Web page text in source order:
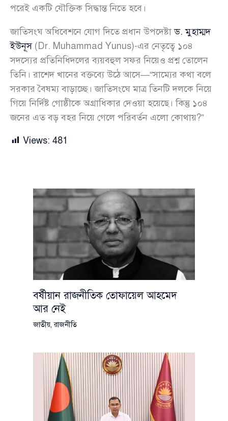
পরেই একটি যৌক্তিক সিদ্ধান্ত নিতে হবে।
জাতিসংঘ অধিবেশনে যোগ দিতে প্রধান উপদেষ্টাড. মুহাম্মদ
ইউনূস(Dr. Muhammad Yunus)-এর নেতৃত্বে ১০৪
সদস্যের প্রতিনিধিদলের ব্যয়বহুল সফর নিয়েও প্রশ্ন তোলেন
তিনি। রাশেদ খানের বক্তব্যে উঠে আসে—“সাম্যের কথা বলে
সরকার বৈষম্য বাড়াচ্ছে। জাতিসংঘে মাত্র তিনটি দলকে নিয়ে
গিয়ে নির্দিষ্ট গোষ্ঠীকে অগ্রাধিকার দেওয়া হয়েছে। কিন্তু ১০৪
জনের এত বড় বহর নিয়ে গেলে পরিবর্তন এলো কোথায়?”
Views: 481
বর্ষীয়ান রাজনীতিক তোফায়েল আহমেদ
আর নেই
জাতীয়,রাজনীতি